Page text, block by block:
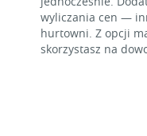
wyliczania cen —
hurtowni. Z opcji
skorzystasz na